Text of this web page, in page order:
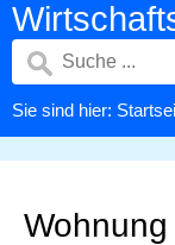
Sie sind hier: